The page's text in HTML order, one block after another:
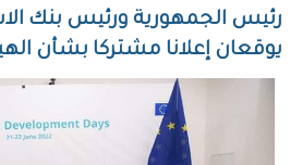
رئيس الجمهورية ورئيس بنك
يوقعان إعلانا مشتركا بشأن